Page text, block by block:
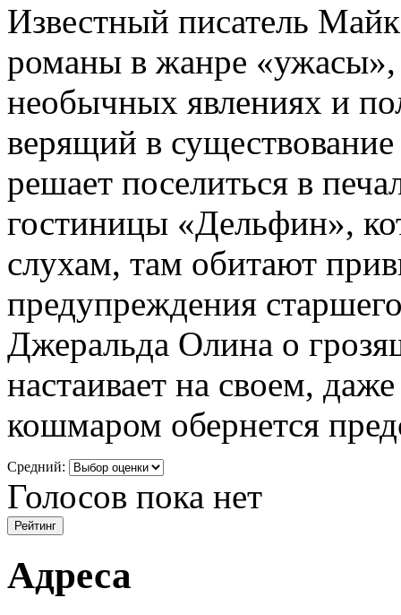
Известный писатель
романы в жанре
необычных явлениях и
верящий в
решает поселиться в
гостиницы «Дельфин»,
слухам, там обитают
предупреждения
Джеральда Олина о
настаивает на своем,
кошмаром обернется
Средний:
Голосов пока нет
Адреса